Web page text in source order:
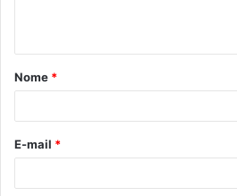
á
r
*
Nome *
E-mail *